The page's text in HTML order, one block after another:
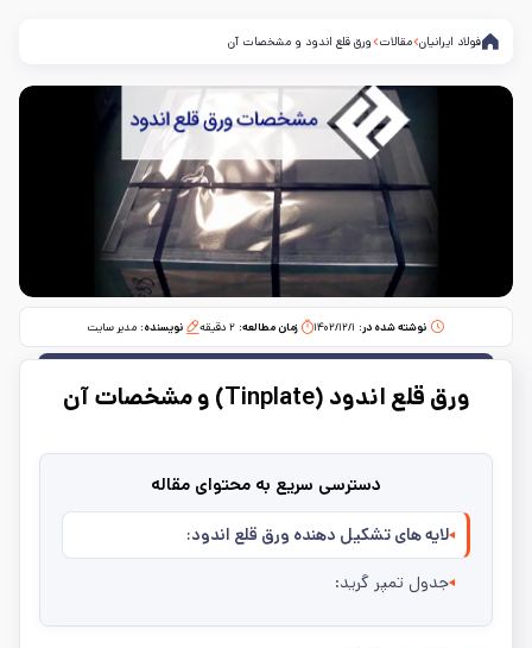
فولاد ایرانیان مقالات ورق قلع اندود و مشخصات آن
نوشته شده در: ۱۴۰۲/۱۲/۱ زمان مطالعه:‌ ۲ دقیقه نویسنده: مدیر سایت
ورق قلع اندود (Tinplate) و مشخصات آن
دسترسی سریع به محتوای مقاله
لایه های تشکیل دهنده ورق قلع اندود:
جدول تمپر گرید: